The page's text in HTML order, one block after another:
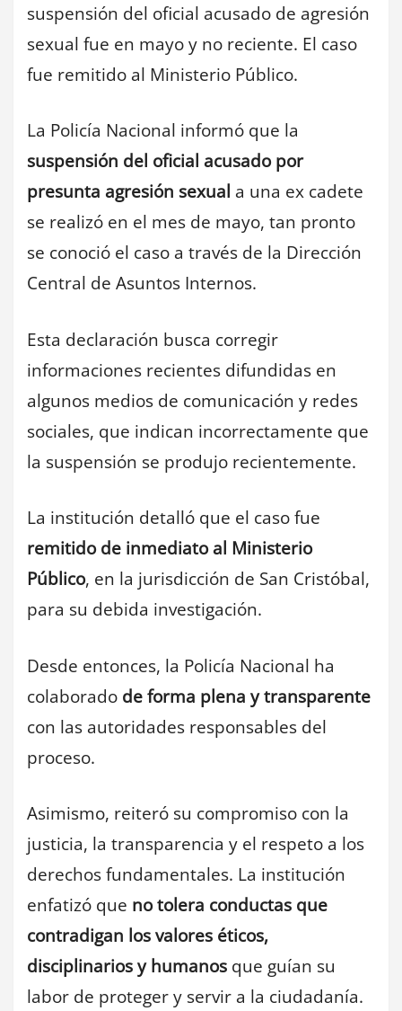
suspensión del oficial acusado de agresión
sexual fue en mayo y no reciente. El caso
fue remitido al Ministerio Público.
La Policía Nacional informó que la
suspensión del oficial acusado por
presunta agresión sexual a una ex cadete
se realizó en el mes de mayo, tan pronto
se conoció el caso a través de la Dirección
Central de Asuntos Internos.
Esta declaración busca corregir
informaciones recientes difundidas en
algunos medios de comunicación y redes
sociales, que indican incorrectamente que
la suspensión se produjo recientemente.
La institución detalló que el caso fue
remitido de inmediato al Ministerio
Público, en la jurisdicción de San Cristóbal,
para su debida investigación.
Desde entonces, la Policía Nacional ha
colaborado de forma plena y transparente
con las autoridades responsables del
proceso.
Asimismo, reiteró su compromiso con la
justicia, la transparencia y el respeto a los
derechos fundamentales. La institución
enfatizó que no tolera conductas que
contradigan los valores éticos,
disciplinarios y humanos que guían su
labor de proteger y servir a la ciudadanía.